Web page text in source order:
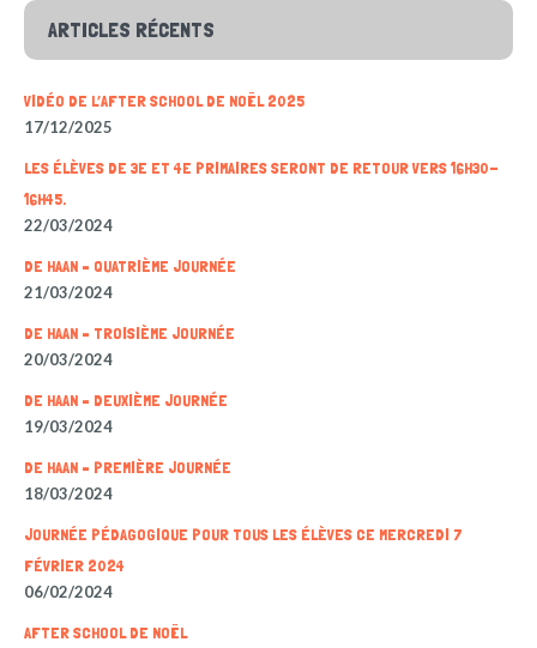
ARTICLES RÉCENTS
VIDÉO DE L’AFTER SCHOOL DE NOËL 2025
17/12/2025
LES ÉLÈVES DE 3E ET 4E PRIMAIRES SERONT DE RETOUR VERS 16H30-
16H45.
22/03/2024
DE HAAN – QUATRIÈME JOURNÉE
21/03/2024
DE HAAN – TROISIÈME JOURNÉE
20/03/2024
DE HAAN – DEUXIÈME JOURNÉE
19/03/2024
DE HAAN – PREMIÈRE JOURNÉE
18/03/2024
JOURNÉE PÉDAGOGIQUE POUR TOUS LES ÉLÈVES CE MERCREDI 7
FÉVRIER 2024
06/02/2024
AFTER SCHOOL DE NOËL